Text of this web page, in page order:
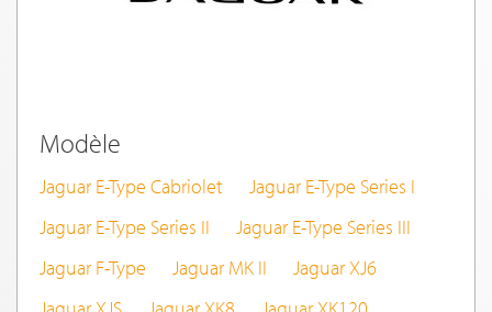
Modèle
Jaguar E-Type Cabriolet
Jaguar E-Type Series I
Jaguar E-Type Series II
Jaguar E-Type Series III
Jaguar F-Type
Jaguar MK II
Jaguar XJ6